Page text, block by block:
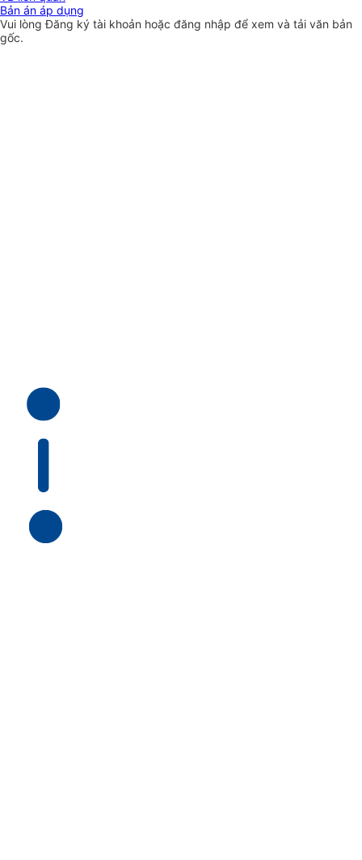
Bản án áp dụng
Vui lòngĐăng ký tài khoản hoặc đăng nhập để xem và tải văn bản
gốc.